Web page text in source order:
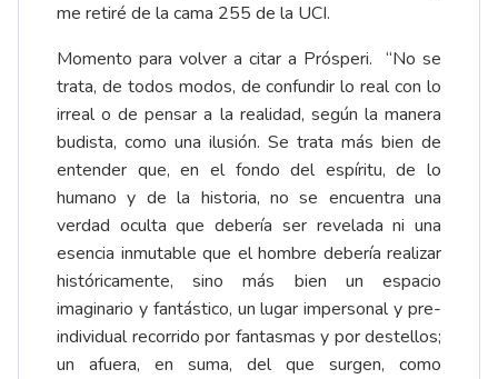
me retiré de la cama 255 de la UCI.
Momento para volver a citar a Prósperi. “No se
trata, de todos modos, de confundir lo real con lo
irreal o de pensar a la realidad, según la manera
budista, como una ilusión. Se trata más bien de
entender que, en el fondo del espíritu, de lo
humano y de la historia, no se encuentra una
verdad oculta que debería ser revelada ni una
esencia inmutable que el hombre debería realizar
históricamente, sino más bien un espacio
imaginario y fantástico, un lugar impersonal y pre-
individual recorrido por fantasmas y por destellos;
un afuera, en suma, del que surgen, como